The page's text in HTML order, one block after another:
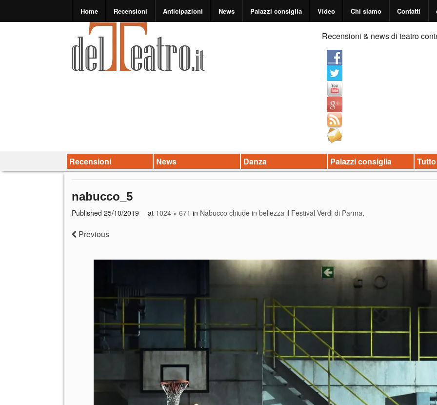
Home Recensioni Anticipazioni News Palazzi consiglia Video Chi siamo Contatti
Recensioni & news di teatro
Recensioni News Danza Palazzi consiglia
nabucco_5
Published 25/10/2019 at 1024 × 671 in Nabucco chiude in bellezza il Festival Verdi di Parma.
Previous